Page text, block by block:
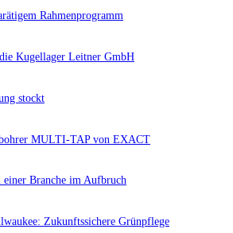
Rahmenprogramm
Kugellager Leitner GmbH
stockt
MULTI-TAP von EXACT
Branche im Aufbruch​
Zukunftssichere Grünpflege